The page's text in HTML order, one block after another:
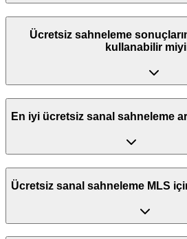
Ücretsiz sahneleme
kullanabilir
En iyi ücretsiz sanal sahneleme
Ücretsiz sanal sahneleme MLS